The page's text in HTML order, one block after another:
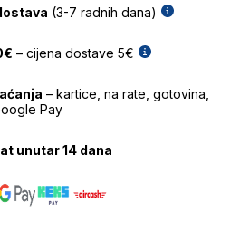
(3-7 radnih dana)
– cijena dostave 5€
– kartice, na rate, gotovina,
Pay
unutar 14 dana